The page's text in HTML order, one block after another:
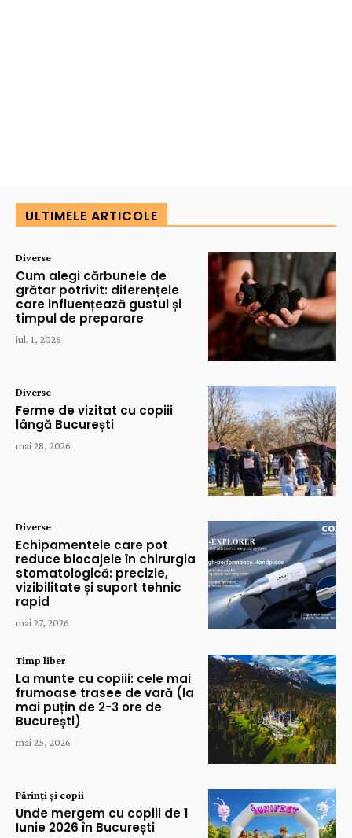
ULTIMELE ARTICOLE
Diverse
Cum alegi cărbunele de
grătar potrivit: diferențele
care influențează gustul și
timpul de preparare
iul. 1, 2026
Diverse
Ferme de vizitat cu copiii
lângă București
mai 28, 2026
Diverse
Echipamentele care pot
reduce blocajele în chirurgia
stomatologică: precizie,
vizibilitate și suport tehnic
rapid
mai 27, 2026
Timp liber
La munte cu copiii: cele mai
frumoase trasee de vară (la
mai puțin de 2-3 ore de
București)
mai 25, 2026
Părinți și copii
Unde mergem cu copiii de 1
Iunie 2026 în București